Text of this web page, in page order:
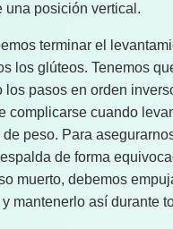
una posición vertical.
terminar el
los glúteos. Tenemos
los pasos en orden
complicarse cuando
peso. Para
de forma
muerto, debemos
mantenerlo así durante